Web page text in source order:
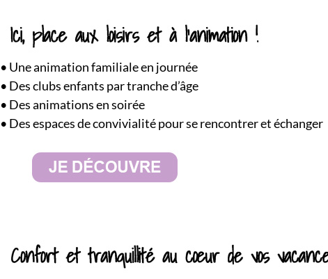
• Une animation familiale en journée
• Des clubs enfants par tranche d’âge
• Des animations en soirée
• Des espaces de convivialité pour se rencontrer et échanger